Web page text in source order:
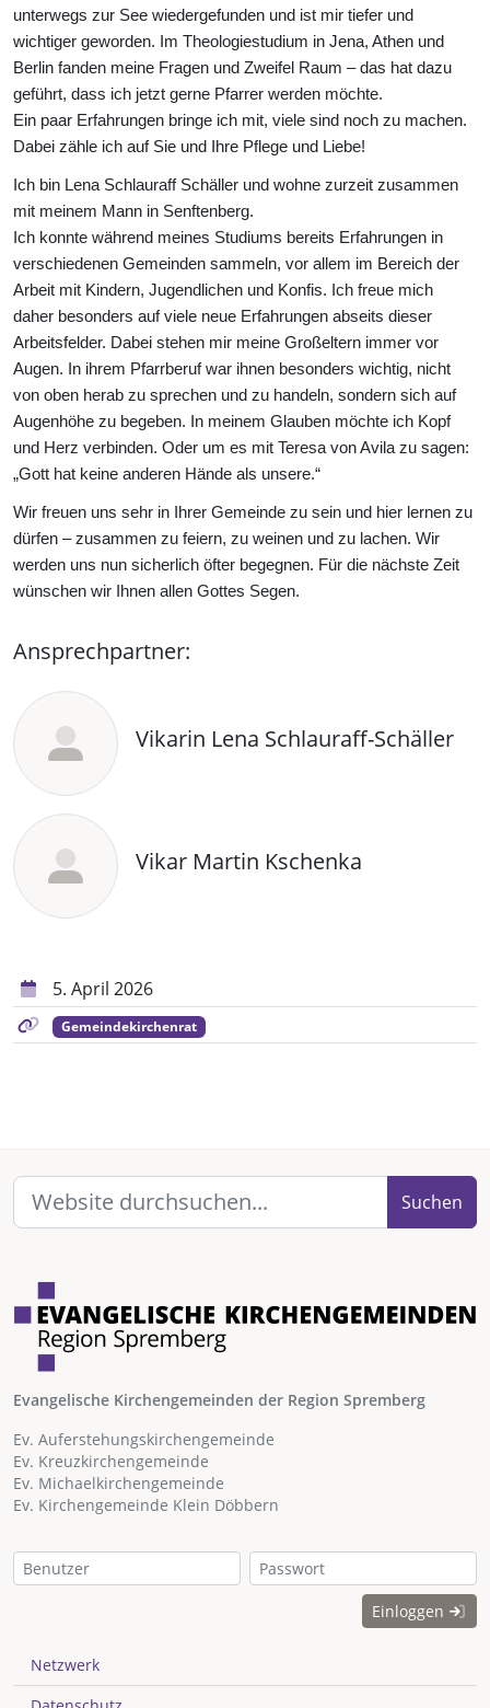
unterwegs zur See wiedergefunden und ist mir tiefer und
wichtiger geworden. Im Theologiestudium in Jena, Athen und
Berlin fanden meine Fragen und Zweifel Raum – das hat dazu
geführt, dass ich jetzt gerne Pfarrer werden möchte.
Ein paar Erfahrungen bringe ich mit, viele sind noch zu machen.
Dabei zähle ich auf Sie und Ihre Pflege und Liebe!
Ich bin Lena Schlauraff Schäller und wohne zurzeit zusammen
mit meinem Mann in Senftenberg.
Ich konnte während meines Studiums bereits Erfahrungen in
verschiedenen Gemeinden sammeln, vor allem im Bereich der
Arbeit mit Kindern, Jugendlichen und Konfis. Ich freue mich
daher besonders auf viele neue Erfahrungen abseits dieser
Arbeitsfelder. Dabei stehen mir meine Großeltern immer vor
Augen. In ihrem Pfarrberuf war ihnen besonders wichtig, nicht
von oben herab zu sprechen und zu handeln, sondern sich auf
Augenhöhe zu begeben. In meinem Glauben möchte ich Kopf
und Herz verbinden. Oder um es mit Teresa von Avila zu sagen:
„Gott hat keine anderen Hände als unsere.“
Wir freuen uns sehr in Ihrer Gemeinde zu sein und hier lernen zu
dürfen – zusammen zu feiern, zu weinen und zu lachen. Wir
werden uns nun sicherlich öfter begegnen. Für die nächste Zeit
wünschen wir Ihnen allen Gottes Segen.
Ansprechpartner:
Vikarin Lena Schlauraff-Schäller
Vikar Martin Kschenka
5. April 2026
Gemeindekirchenrat
Suchen
Evangelische Kirchengemeinden der Region Spremberg
Ev. Auferstehungskirchengemeinde
Ev. Kreuzkirchengemeinde
Ev. Michaelkirchengemeinde
Ev. Kirchengemeinde Klein Döbbern
Einloggen
Netzwerk